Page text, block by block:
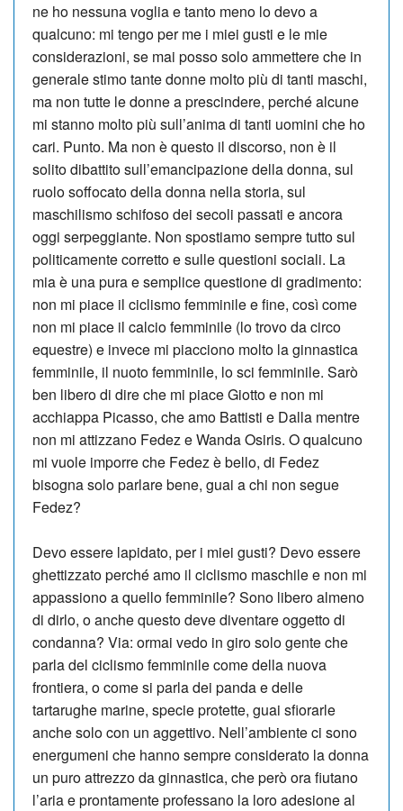
ne ho nessuna voglia e tanto meno lo devo a
qualcuno: mi tengo per me i miei gusti e le mie
considerazioni, se mai posso solo ammettere che in
generale stimo tante donne molto più di tanti ma­schi,
ma non tutte le donne a prescindere, perché alcune
mi stanno molto più sull’anima di tanti uomini che ho
cari. Punto. Ma non è questo il discorso, non è il
solito dibattito sull’emancipazione della donna, sul
ruolo soffocato del­la donna nella storia, sul
maschilismo schifoso dei secoli passati e ancora
oggi serpeggiante. Non spostiamo sempre tutto sul
politicamente cor­retto e sulle questioni so­ciali. La
mia è una pura e semplice questione di gradimento:
non mi piace il ciclismo femminile e fine, così come
non mi piace il calcio femminile (lo trovo da circo
equestre) e invece mi piacciono molto la ginnastica
femminile, il nuoto femminile, lo sci femminile. Sarò
ben libero di dire che mi piace Giotto e non mi
acchiappa Picasso, che amo Battisti e Dalla mentre
non mi attizzano Fedez e Wanda Osiris. O qualcuno
mi vuole imporre che Fedez è bello, di Fedez
bisogna solo parlare bene, guai a chi non segue
Fedez?
Devo essere lapidato, per i miei gusti? De­vo essere
ghettizzato perché amo il ciclismo ma­schile e non mi
appassiono a quello femminile? Sono libero almeno
di dirlo, o anche questo deve diventare oggetto di
condanna? Via: ormai vedo in giro solo gente che
parla del ciclismo femminile come della nuova
frontiera, o come si parla dei panda e delle
tartarughe marine, specie protette, guai sfiorarle
anche solo con un aggettivo. Nell’am­bien­te ci sono
energumeni che hanno sempre considerato la donna
un puro attrezzo da ginnastica, che però ora fiutano
l’aria e prontamente professano la loro adesione al